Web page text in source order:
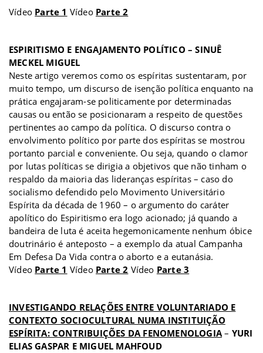
Vídeo Parte 1 Vídeo Parte 2
ESPIRITISMO E ENGAJAMENTO POLÍTICO – SINUÊ
MECKEL MIGUEL
Neste artigo veremos como os espíritas sustentaram, por
muito tempo, um discurso de isenção política enquanto na
prática engajaram-se politicamente por determinadas
causas ou então se posicionaram a respeito de questões
pertinentes ao campo da política. O discurso contra o
envolvimento político por parte dos espíritas se mostrou
portanto parcial e conveniente. Ou seja, quando o clamor
por lutas políticas se dirigia a objetivos que não tinham o
respaldo da maioria das lideranças espíritas – caso do
socialismo defendido pelo Movimento Universitário
Espírita da década de 1960 – o argumento do caráter
apolítico do Espiritismo era logo acionado; já quando a
bandeira de luta é aceita hegemonicamente nenhum óbice
doutrinário é anteposto – a exemplo da atual Campanha
Em Defesa Da Vida contra o aborto e a eutanásia.
Vídeo Parte 1 Vídeo Parte 2 Vídeo Parte 3
INVESTIGANDO RELAÇÕES ENTRE VOLUNTARIADO E
CONTEXTO SOCIOCULTURAL NUMA INSTITUIÇÃO
ESPÍRITA: CONTRIBUIÇÕES DA FENOMENOLOGIA– YURI
ELIAS GASPAR E MIGUEL MAHFOUD